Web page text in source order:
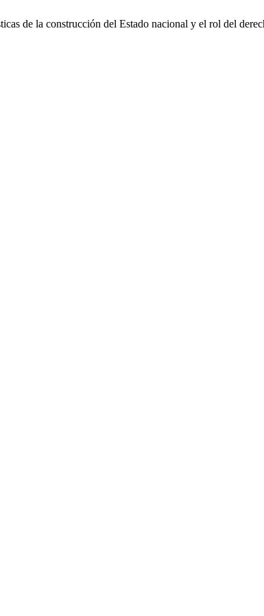
de la construcción del Estado nacional y el rol del